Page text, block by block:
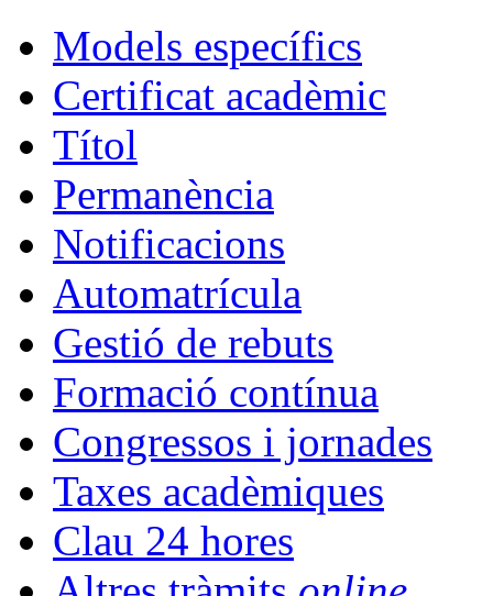
Models específics
Certificat acadèmic
Títol
Permanència
Notificacions
Automatrícula
Gestió de rebuts
Formació contínua
Congressos i jornades
Taxes acadèmiques
Clau 24 hores